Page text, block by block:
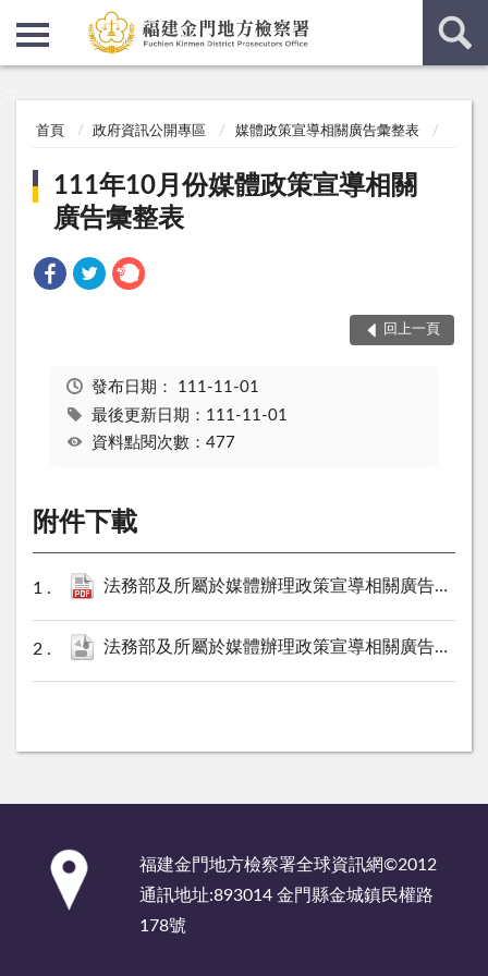
首頁 政府資訊公開專區 媒體政策宣導相關廣告彙整表
111年10月份媒體政策宣導相關
廣告彙整表
回上一頁
發布日期： 111-11-01
最後更新日期：111-11-01
資料點閱次數：477
附件下載
法務部及所屬於媒體辦理政策宣導相關廣告彙整表（金門地檢署111年10月份）.pdf
法務部及所屬於媒體辦理政策宣導相關廣告彙整表（金門地檢署111年10月份）.ods
福建金門地方檢察署全球資訊網©2012
通訊地址:893014 金門縣金城鎮民權路
178號